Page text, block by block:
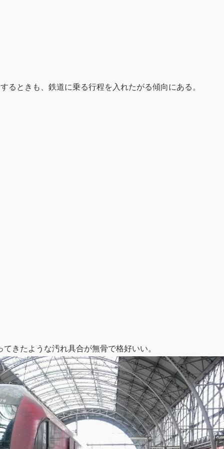
ときも、鉄道に乗る行程を入れたがる傾向にある。
きたような汚れ具合が無骨で格好いい。